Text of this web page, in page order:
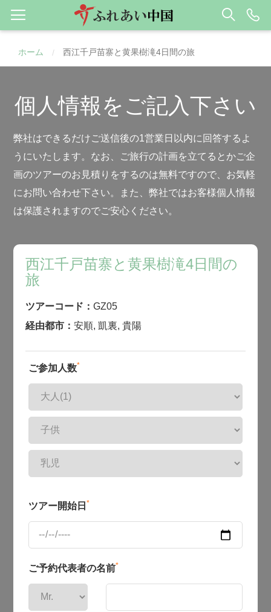
ホーム / 西江千戸苗寨と黄果樹滝4日間の旅
個人情報をご記入下さい
弊社はできるだけご送信後の1営業日以内に回答するよ
うにいたします。なお、ご旅行の計画を立てるとかご企
画のツアーのお見積りをするのは無料ですので、お気軽
にお問い合わせ下さい。また、弊社ではお客様個人情報
は保護されますのでご安心ください。
西江千戸苗寨と黄果樹滝4日間の
旅
ツアーコード：GZ05
経由都市：安順,凱裏,貴陽
ご参加人数*
ツアー開始日 *
ご予約代表者の名前*